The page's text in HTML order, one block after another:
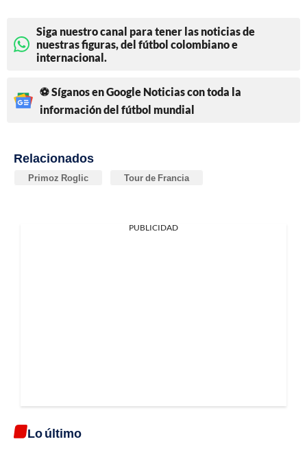
Siga nuestro canal para tener las noticias de
nuestras figuras, del fútbol colombiano e
internacional.
⚽ Síganos en Google Noticias con toda la
información del fútbol mundial
Relacionados
Primoz Roglic Tour de Francia
PUBLICIDAD
Lo último